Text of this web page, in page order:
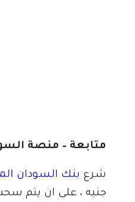
متابعة – منصة
شرع بنك السودان
جنيه ، على ان يتم